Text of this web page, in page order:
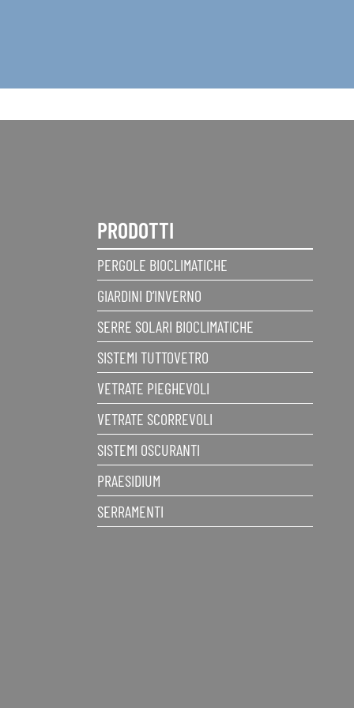
PRODOTTI
PERGOLE BIOCLIMATICHE
GIARDINI D’INVERNO
SERRE SOLARI BIOCLIMATICHE
SISTEMI TUTTOVETRO
VETRATE PIEGHEVOLI
VETRATE SCORREVOLI
SISTEMI OSCURANTI
PRAESIDIUM
SERRAMENTI